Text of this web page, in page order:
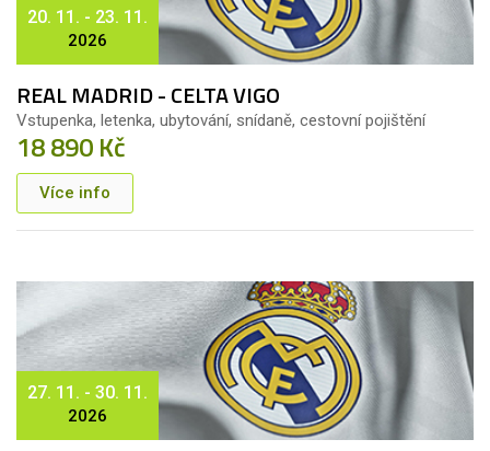
20. 11. - 23. 11.
2026
REAL MADRID - CELTA VIGO
Vstupenka, letenka, ubytování, snídaně, cestovní pojištění
18 890 Kč
Více info
27. 11. - 30. 11.
2026